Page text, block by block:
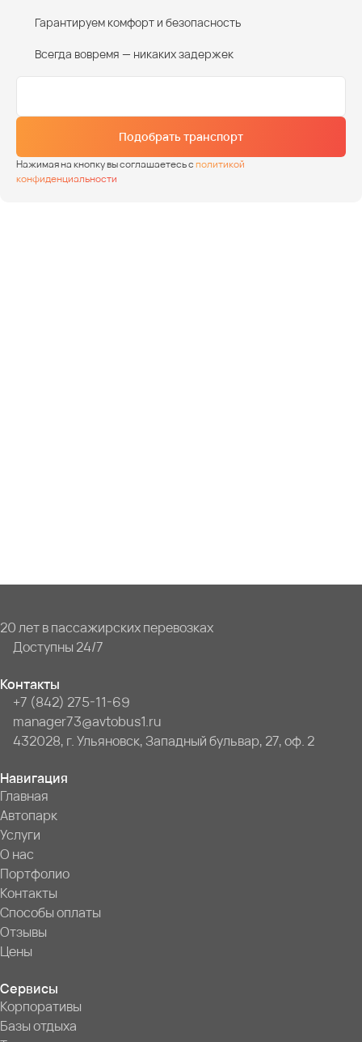
Гарантируем комфорт и безопасность
Всегда вовремя — никаких задержек
Подобрать транспорт
Нажимая на кнопку вы соглашаетесь сполитикой
конфиденциальности
20 лет в пассажирских перевозках
Доступны 24/7
Контакты
+7 (842) 275-11-69
manager73@avtobus1.ru
432028, г. Ульяновск, Западный бульвар, 27, оф. 2
Навигация
Главная
Автопарк
Услуги
О нас
Портфолио
Контакты
Способы оплаты
Отзывы
Цены
Сервисы
Корпоративы
Базы отдыха